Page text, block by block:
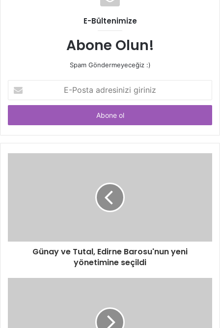
E-Bültenimize
Abone Olun!
Spam Göndermeyeceğiz :)
Posta
adresinizi
Günay ve Tutal, Edirne Barosu'nun yeni
yönetimine seçildi